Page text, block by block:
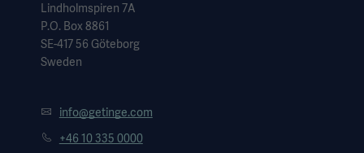
Lindholmspiren 7A
P.O. Box 8861
SE-417 56 Göteborg
Sweden
info@getinge.com
+46 10 335 0000